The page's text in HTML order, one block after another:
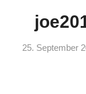
25. September